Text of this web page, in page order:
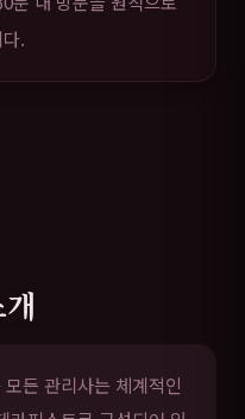
.
든 관리사는 체계적인